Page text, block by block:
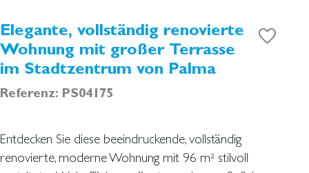
Elegante, vollständig renovierte
Wohnung mit großer Terrasse
im Stadtzentrum von Palma
Referenz: PS04175
Entdecken Sie diese beeindruckende, vollständig
renovierte, moderne Wohnung mit 96 m² stilvoll